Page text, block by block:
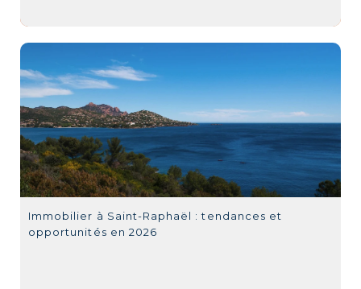
Immobilier à Saint-Raphaël : tendances et
opportunités en 2026